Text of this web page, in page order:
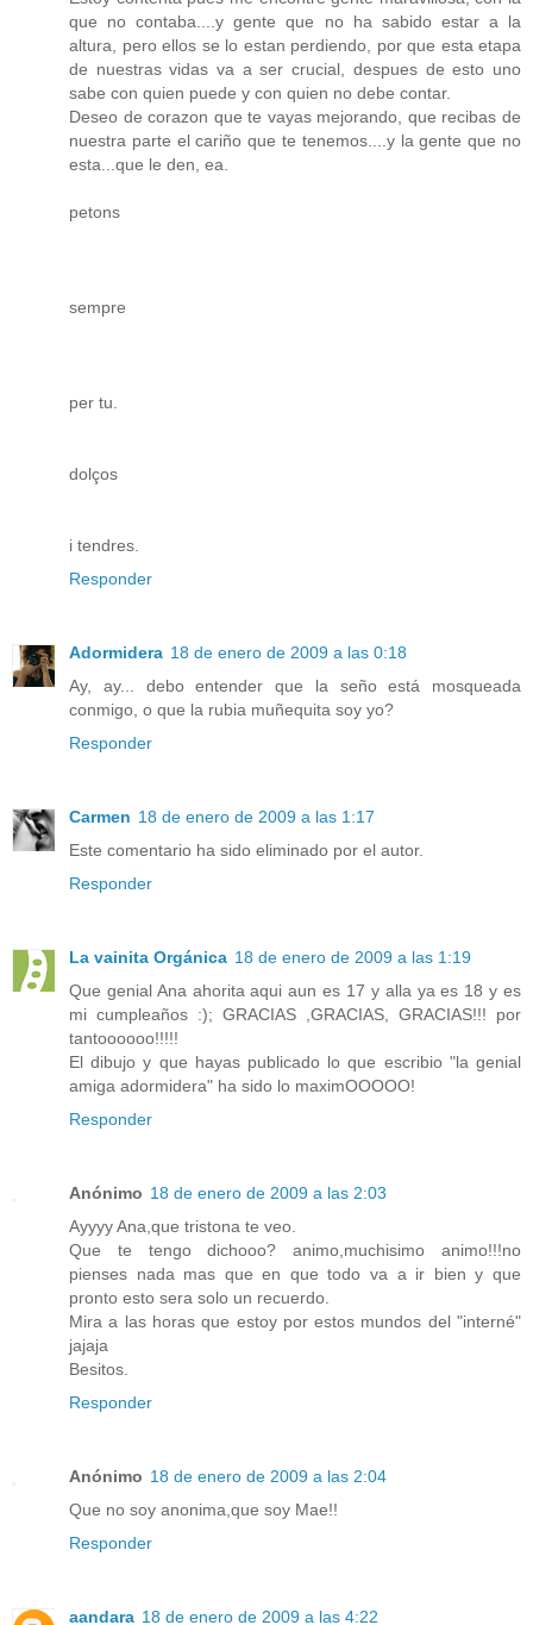
que no contaba....y gente que no ha sabido estar a la
altura, pero ellos se lo estan perdiendo, por que esta etapa
de nuestras vidas va a ser crucial, despues de esto uno
sabe con quien puede y con quien no debe contar.
Deseo de corazon que te vayas mejorando, que recibas de
nuestra parte el cariño que te tenemos....y la gente que no
esta...que le den, ea.
petons
sempre
per tu.
dolços
i tendres.
Responder
Adormidera 18 de enero de 2009 a las 0:18
Ay, ay... debo entender que la seño está mosqueada
conmigo, o que la rubia muñequita soy yo?
Responder
Carmen 18 de enero de 2009 a las 1:17
Este comentario ha sido eliminado por el autor.
Responder
La vainita Orgánica 18 de enero de 2009 a las 1:19
Que genial Ana ahorita aqui aun es 17 y alla ya es 18 y es
mi cumpleaños :); GRACIAS ,GRACIAS, GRACIAS!!! por
tantoooooo!!!!!
El dibujo y que hayas publicado lo que escribio "la genial
amiga adormidera" ha sido lo maximOOOOO!
Responder
Anónimo 18 de enero de 2009 a las 2:03
Ayyyy Ana,que tristona te veo.
Que te tengo dichooo? animo,muchisimo animo!!!no
pienses nada mas que en que todo va a ir bien y que
pronto esto sera solo un recuerdo.
Mira a las horas que estoy por estos mundos del "interné"
jajaja
Besitos.
Responder
Anónimo 18 de enero de 2009 a las 2:04
Que no soy anonima,que soy Mae!!
Responder
aandara 18 de enero de 2009 a las 4:22